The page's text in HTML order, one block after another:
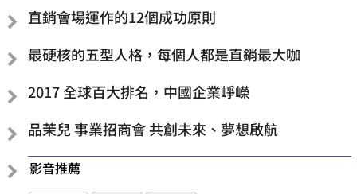
直銷會場運作的12個成功原則
最硬核的五型人格，每個人都是直銷最大咖
2017 全球百大排名，中國企業崢嶸
品茉兒 事業招商會 共創未來、夢想啟航
影音推薦